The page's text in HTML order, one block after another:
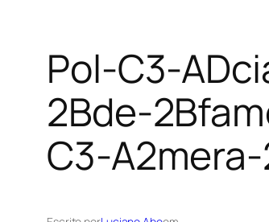
Pol-C3-
2Bde-
C3-